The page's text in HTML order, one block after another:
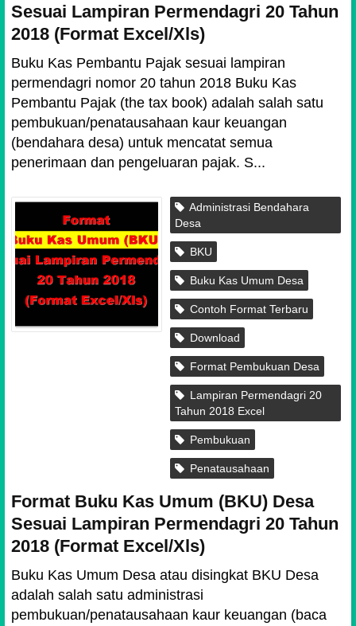
Sesuai Lampiran Permendagri 20 Tahun
2018 (Format Excel/Xls)
Buku Kas Pembantu Pajak sesuai lampiran
permendagri nomor 20 tahun 2018 Buku Kas
Pembantu Pajak (the tax book) adalah salah satu
pembukuan/penatausahaan kaur keuangan
(bendahara desa) untuk mencatat semua
penerimaan dan pengeluaran pajak. S...
Administrasi Bendahara
Desa
BKU
Buku Kas Umum Desa
Contoh Format Terbaru
Download
Format Pembukuan Desa
Lampiran Permendagri 20
Tahun 2018 Excel
Pembukuan
Penatausahaan
Format Buku Kas Umum (BKU) Desa
Sesuai Lampiran Permendagri 20 Tahun
2018 (Format Excel/Xls)
Buku Kas Umum Desa atau disingkat BKU Desa
adalah salah satu administrasi
pembukuan/penatausahaan kaur keuangan (baca